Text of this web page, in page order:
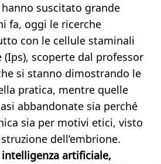
suscitato grande
fa, oggi le ricerche
con le cellule staminali
scoperte dal professor
si stanno dimostrando le
pratica, mentre quelle
abbandonate sia perché
sia per motivi etici, visto
dell’embrione.
artificiale,